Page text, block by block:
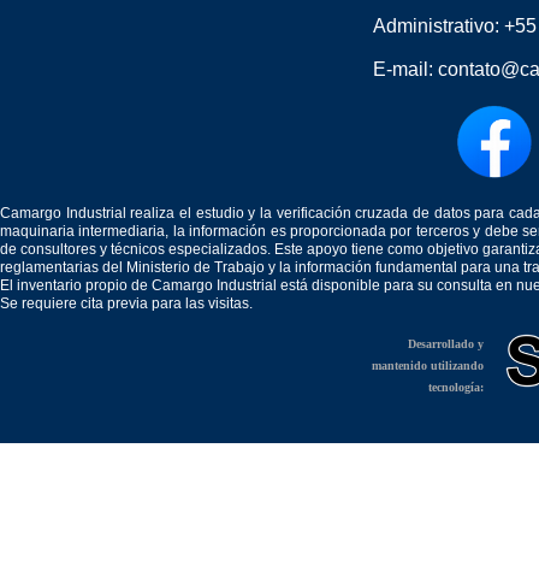
Administrativo:
E-mail:
Camargo Industrial realiza el estudio y la verificación cruzada de datos para
maquinaria intermediaria, la información es proporcionada por terceros y debe
de consultores y técnicos especializados. Este apoyo tiene como objetivo
reglamentarias del Ministerio de Trabajo y la información fundamental para una
El inventario propio de Camargo Industrial está disponible para su consulta en
Se requiere cita previa para las visitas.
Desarrollado y
mantenido utilizando
tecnología: